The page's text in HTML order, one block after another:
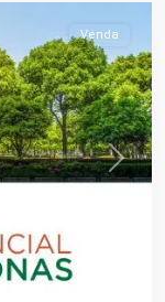
Next
Venda